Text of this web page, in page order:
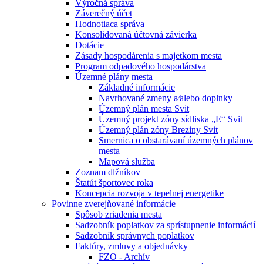
Výročná správa
Záverečný účet
Hodnotiaca správa
Konsolidovaná účtovná závierka
Dotácie
Zásady hospodárenia s majetkom mesta
Program odpadového hospodárstva
Územné plány mesta
Základné informácie
Navrhované zmeny a⁄alebo doplnky
Územný plán mesta Svit
Územný projekt zóny sídliska „E“ Svit
Územný plán zóny Breziny Svit
Smernica o obstarávaní územných plánov
mesta
Mapová služba
Zoznam dlžníkov
Štatút športovec roka
Koncepcia rozvoja v tepelnej energetike
Povinne zverejňované informácie
Spôsob zriadenia mesta
Sadzobník poplatkov za sprístupnenie informácií
Sadzobník správnych poplatkov
Faktúry, zmluvy a objednávky
FZO - Archív